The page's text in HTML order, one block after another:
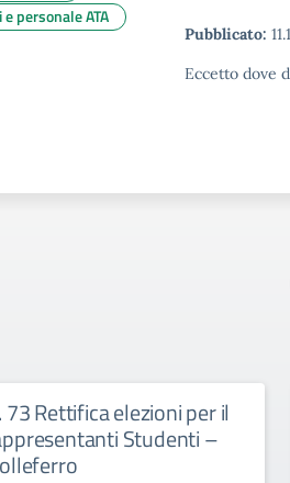
Pubblicato:
Eccetto dove
personale ATA
Rettifica elezioni per il
Studenti –